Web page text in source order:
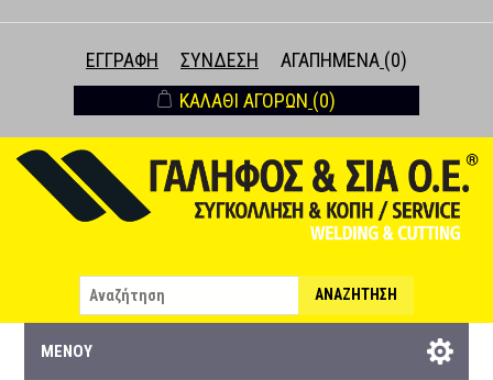
ΕΓΓΡΑΦΉ ΣΎΝΔΕΣΗ ΑΓΑΠΗΜΈΝΑ (0)
ΚΑΛΆΘΙ ΑΓΟΡΏΝ (0)
ΑΝΑΖΉΤΗΣΗ
ΜΕΝΟΎ